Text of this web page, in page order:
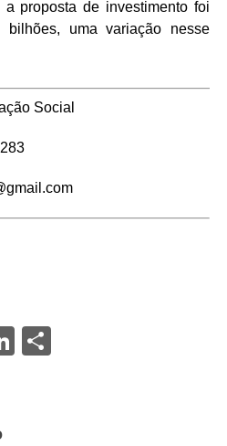
a proposta de investimento foi
uma variação nesse
Social
LinkedIn
Share